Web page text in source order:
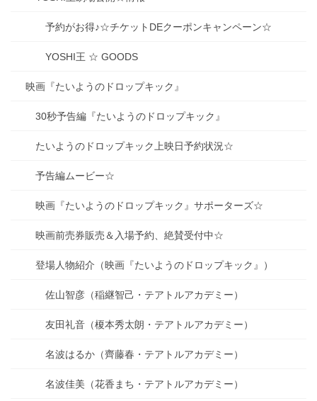
予約がお得♪☆チケットDEクーポンキャンペーン☆
YOSHI王 ☆ GOODS
映画『たいようのドロップキック』
30秒予告編『たいようのドロップキック』
たいようのドロップキック上映日予約状況☆
予告編ムービー☆
映画『たいようのドロップキック』サポーターズ☆
映画前売券販売＆入場予約、絶賛受付中☆
登場人物紹介（映画『たいようのドロップキック』）
佐山智彦（稲継智己・テアトルアカデミー）
友田礼音（榎本秀太朗・テアトルアカデミー）
名波はるか（齊藤春・テアトルアカデミー）
名波佳美（花香まち・テアトルアカデミー）